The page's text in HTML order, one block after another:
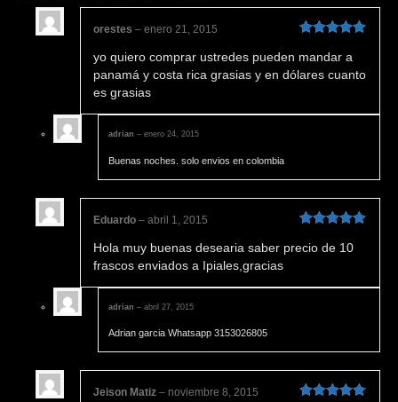
5de 5
orestes – enero 21, 2015
yo quiero comprar ustredes pueden mandar a
panamá y costa rica grasias y en dólares cuanto
es grasias
adrian – enero 24, 2015
Buenas noches. solo envios en colombia
5de 5
Eduardo – abril 1, 2015
Hola muy buenas desearia saber precio de 10
frascos enviados a Ipiales,gracias
adrian – abril 27, 2015
Adrian garcia Whatsapp 3153026805
Jeison Matiz – noviembre 8, 2015